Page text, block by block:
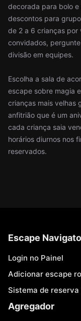
decorada para bolo
descontos para
de 2 a 6 crianças
convidados,
divisão em equipes.
Escolha a sala de
escape sobre magia
crianças mais velhas
anfitrião que é um
cada criança saia
horários diurnos nos
reservados.
Escape
Login no Painel
Adicionar escape
Sistema de reserva
Agregador